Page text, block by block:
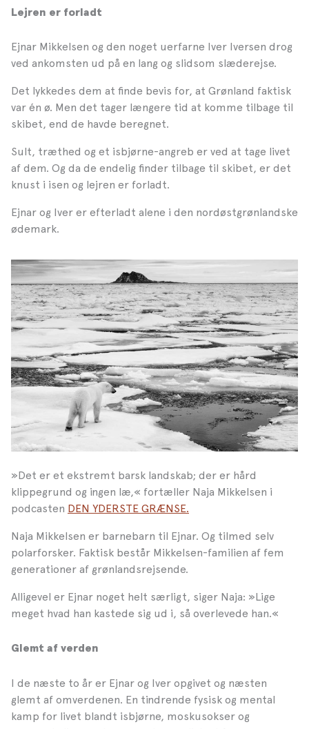
Lejren er forladt
Ejnar Mikkelsen og den noget uerfarne Iver Iversen drog
ved ankomsten ud på en lang og slidsom slæderejse.
Det lykkedes dem at finde bevis for, at Grønland faktisk
var én ø. Men det tager længere tid at komme tilbage til
skibet, end de havde beregnet.
Sult, træthed og et isbjørne-angreb er ved at tage livet
af dem. Og da de endelig finder tilbage til skibet, er det
knust i isen og lejren er forladt.
Ejnar og Iver er efterladt alene i den nordøstgrønlandske
ødemark.
»Det er et ekstremt barsk landskab; der er hård
klippegrund og ingen læ,« fortæller Naja Mikkelsen i
podcasten DEN YDERSTE GRÆNSE.
Naja Mikkelsen er barnebarn til Ejnar. Og tilmed selv
polarforsker. Faktisk består Mikkelsen-familien af fem
generationer af grønlandsrejsende.
Alligevel er Ejnar noget helt særligt, siger Naja: »Lige
meget hvad han kastede sig ud i, så overlevede han.«
Glemt af verden
I de næste to år er Ejnar og Iver opgivet og næsten
glemt af omverdenen. En tindrende fysisk og mental
kamp for livet blandt isbjørne, moskusokser og